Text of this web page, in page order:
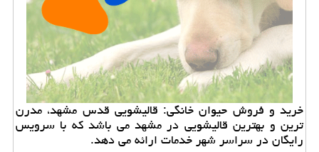
خرید و فروش حیوان خانگی: قالیشویی قدس مشهد، مدرن
ترین و بهترین قالیشویی در مشهد می باشد كه با سرویس
رایگان در سراسر شهر خدمات ارائه می دهد.